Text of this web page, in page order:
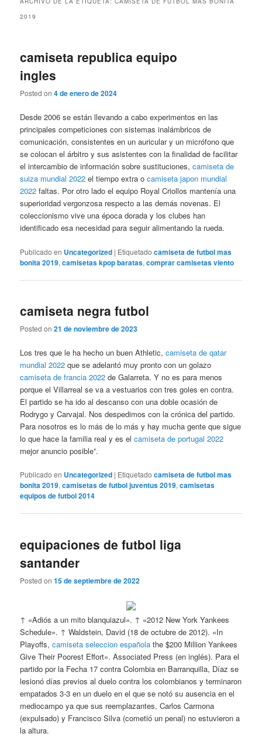
2019
camiseta republica equipo
ingles
Posted on4 de enero de 2024
Desde 2006 se están llevando a cabo experimentos en las
principales competiciones con sistemas inalámbricos de
comunicación, consistentes en un auricular y un micrófono que
se colocan el árbitro y sus asistentes con la finalidad de facilitar
el intercambio de información sobre sustituciones,camiseta de
suiza mundial 2022 el tiempo extra ocamiseta japon mundial
2022 faltas. Por otro lado el equipo Royal Criollos mantenía una
superioridad vergonzosa respecto a las demás novenas. El
coleccionismo vive una época dorada y los clubes han
identificado esa necesidad para seguir alimentando la rueda.
Publicado en Uncategorized | Etiquetado camiseta de futbol mas
bonita 2019,camisetas kpop baratas,comprar camisetas viento
camiseta negra futbol
Posted on21 de noviembre de 2023
Los tres que le ha hecho un buen Athletic,camiseta de qatar
mundial 2022 que se adelantó muy pronto con un golazo
camiseta de francia 2022 de Galarreta. Y no es para menos
porque el Villarreal se va a vestuarios con tres goles en contra.
El partido se ha ido al descanso con una doble ocasión de
Rodrygo y Carvajal. Nos despedimos con la crónica del partido.
Para nosotros es lo más de lo más y hay mucha gente que sigue
lo que hace la familia real y es elcamiseta de portugal 2022
mejor anuncio posible”.
Publicado en Uncategorized | Etiquetado camiseta de futbol mas
bonita 2019,camisetas de futbol juventus 2019,camisetas
equipos de futbol 2014
equipaciones de futbol liga
santander
Posted on15 de septiembre de 2022
↑ «Adiós a un mito blanquiazul». ↑ «2012 New York Yankees
Schedule». ↑ Waldstein, David (18 de octubre de 2012). «In
Playoffs,camiseta seleccion española the $200 Million Yankees
Give Their Poorest Effort». Associated Press (en inglés). Para el
partido por la Fecha 17 contra Colombia en Barranquilla, Díaz se
lesionó días previos al duelo contra los colombianos y terminaron
empatados 3-3 en un duelo en el que se notó su ausencia en el
mediocampo ya que sus reemplazantes, Carlos Carmona
(expulsado) y Francisco Silva (cometió un penal) no estuvieron a
la altura.